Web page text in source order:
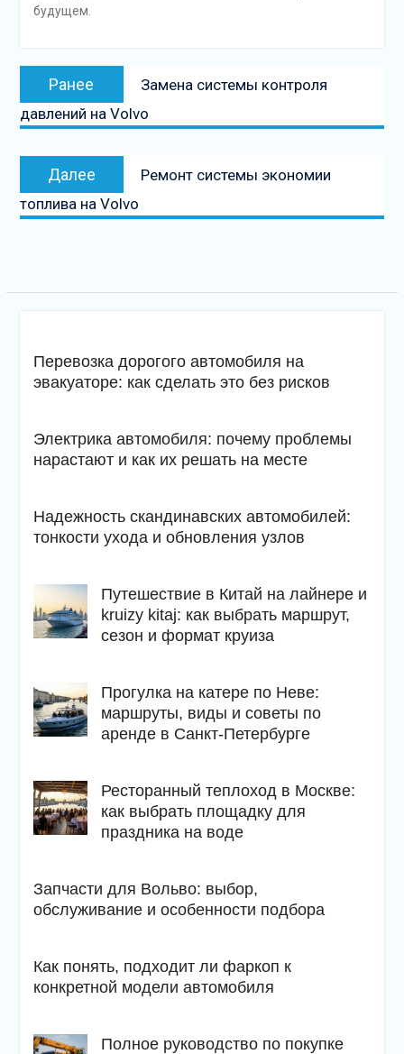
будущем.
Навигация
записям
Ранее
запись:
Замена системы контроля
давлений на Volvo
Далее
запись
Ремонт системы экономии
топлива на Volvo
Перевозка дорогого автомобиля на
эвакуаторе: как сделать это без рисков
Электрика автомобиля: почему проблемы
нарастают и как их решать на месте
Надежность скандинавских автомобилей:
тонкости ухода и обновления узлов
Путешествие в Китай на лайнере и
kruizy kitaj: как выбрать маршрут,
сезон и формат круиза
Прогулка на катере по Неве:
маршруты, виды и советы по
аренде в Санкт-Петербурге
Ресторанный теплоход в Москве:
как выбрать площадку для
праздника на воде
Запчасти для Вольво: выбор,
обслуживание и особенности подбора
Как понять, подходит ли фаркоп к
конкретной модели автомобиля
Полное руководство по покупке